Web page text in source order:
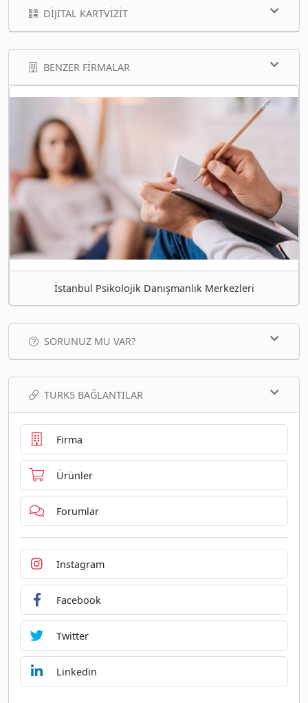
DIJITAL KARTVIZIT
BENZER FIRMALAR
İstanbul Psikolojik Danışmanlık Merkezleri
SORUNUZ MU VAR?
TURK5 BAĞLANTILAR
Firma
Ürünler
Forumlar
Instagram
Facebook
Twitter
Linkedin